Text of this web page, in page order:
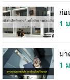
1
1